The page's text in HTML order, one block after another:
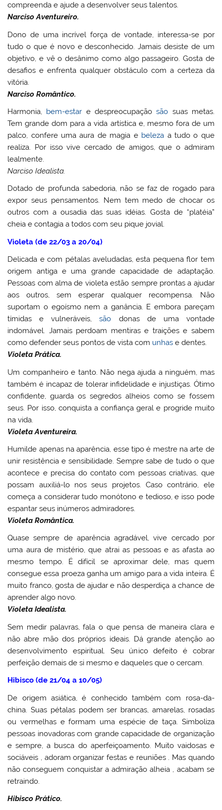
compreenda e ajude a desenvolver seus talentos.
Narciso Aventureiro.
Dono de uma incrível força de vontade, interessa-se por
tudo o que é novo e desconhecido. Jamais desiste de um
objetivo, e vê o desânimo como algo passageiro. Gosta de
desafios e enfrenta qualquer obstáculo com a certeza da
vitória.
Narciso Romântico.
Harmonia, bem-estar e despreocupaçãosão suas metas.
Tem grande dom para a vida artística e, mesmo fora de um
palco, confere uma aura de magia e beleza a tudo o que
realiza. Por isso vive cercado de amigos, que o admiram
lealmente.
Narciso Idealista.
Dotado de profunda sabedoria, não se faz de rogado para
expor seus pensamentos. Nem tem medo de chocar os
outros com a ousadia das suas idéias. Gosta de “platéia”
cheia e contagia a todos com seu pique jovial.
Violeta (de 22/03 a 20/04)
Delicada e com pétalas aveludadas, esta pequena flor tem
origem antiga e uma grande capacidade de adaptação.
Pessoas com alma de violeta estão sempre prontas a ajudar
aos outros, sem esperar qualquer recompensa. Não
suportam o egoísmo nem a ganância. E embora pareçam
tímidas e vulneráveis,são donas de uma vontade
indomável. Jamais perdoam mentiras e traições e sabem
como defender seus pontos de vista com unhas e dentes.
Violeta Prática.
Um companheiro e tanto. Não nega ajuda a ninguém, mas
também é incapaz de tolerar infidelidade e injustiças. Ótimo
confidente, guarda os segredos alheios como se fossem
seus. Por isso, conquista a confiança geral e progride muito
na vida.
Violeta Aventureira.
Humilde apenas na aparência, esse tipo é mestre na arte de
unir resistência e sensibilidade. Sempre sabe de tudo o que
acontece e precisa do contato com pessoas criativas, que
possam auxiliá-lo nos seus projetos. Caso contrário, ele
começa a considerar tudo monótono e tedioso, e isso pode
espantar seus inúmeros admiradores.
Violeta Romântica.
Quase sempre de aparência agradável, vive cercado por
uma aura de mistério, que atrai as pessoas e as afasta ao
mesmo tempo. É difícil se aproximar dele, mas quem
consegue essa proeza ganha um amigo para a vida inteira. É
muito franco, gosta de ajudar e não desperdiça a chance de
aprender algo novo.
Violeta Idealista.
Sem medir palavras, fala o que pensa de maneira clara e
não abre mão dos próprios ideais. Dá grande atenção ao
desenvolvimento espiritual. Seu único defeito é cobrar
perfeição demais de si mesmo e daqueles que o cercam.
Hibisco (de 21/04 a 10/05)
De origem asiática, é conhecido também com rosa-da-
china. Suas pétalas podem ser brancas, amarelas, rosadas
ou vermelhas e formam uma espécie de taça. Simboliza
pessoas inovadoras com grande capacidade de organização
e sempre, a busca do aperfeiçoamento. Muito vaidosas e
sociáveis , adoram organizar festas e reuniões . Mas quando
não conseguem conquistar a admiração alheia , acabam se
retraindo.
Hibisco Prático.